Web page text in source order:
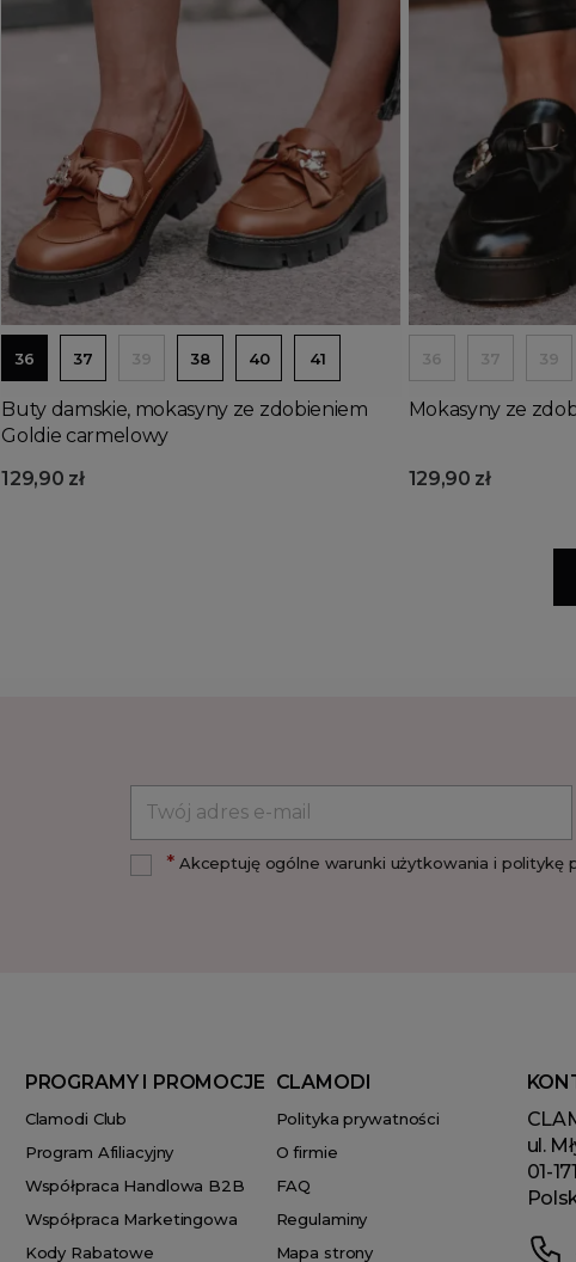
Dodaj do koszyka Dodaj
36 37 39 38 40 41
Buty damskie, mokasyny ze zdobieniem
Goldie carmelowy
129,90 zł
36 37 39
Mokasyny ze
129,90 zł
*Akceptuję ogólne warunki użytkowania i politykę
PROGRAMY I PROMOCJE
Clamodi Club
Program Afiliacyjny
Współpraca Handlowa B2B
Współpraca Marketingowa
Kody Rabatowe
CLAMODI
Polityka prywatności
O firmie
FAQ
Regulaminy
Mapa strony
ul.
01-